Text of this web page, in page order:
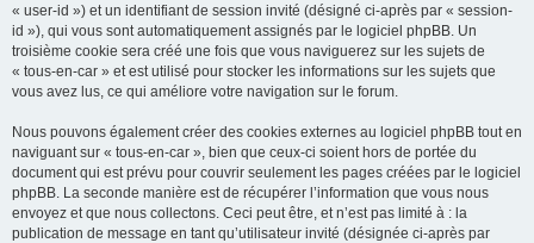
« user-id ») et un identifiant de session invité (désigné ci-après par « session-
id »), qui vous sont automatiquement assignés par le logiciel phpBB. Un
troisième cookie sera créé une fois que vous naviguerez sur les sujets de
« tous-en-car » et est utilisé pour stocker les informations sur les sujets que
vous avez lus, ce qui améliore votre navigation sur le forum.
Nous pouvons également créer des cookies externes au logiciel phpBB tout en
naviguant sur « tous-en-car », bien que ceux-ci soient hors de portée du
document qui est prévu pour couvrir seulement les pages créées par le logiciel
phpBB. La seconde manière est de récupérer l’information que vous nous
envoyez et que nous collectons. Ceci peut être, et n’est pas limité à : la
publication de message en tant qu’utilisateur invité (désignée ci-après par